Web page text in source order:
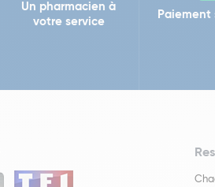
Un pharmacien à
votre service
Paiement